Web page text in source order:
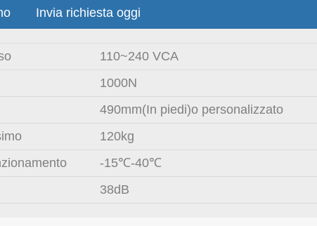
Invia richiesta oggi
110~240 VCA
1000N
490mm(In piedi)o personalizzato
120kg
-15℃-40℃
38dB